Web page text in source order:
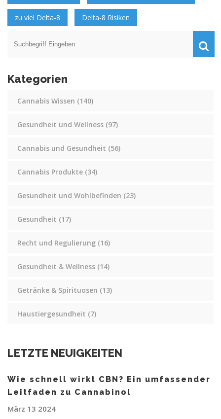
zu viel Delta-8 Delta-8 Risiken
Kategorien
Cannabis Wissen (140)
Gesundheit und Wellness (97)
Cannabis und Gesundheit (56)
Cannabis Produkte (34)
Gesundheit und Wohlbefinden (23)
Gesundheit (17)
Recht und Regulierung (16)
Gesundheit & Wellness (14)
Getränke & Spirituosen (13)
Haustiergesundheit (7)
LETZTE NEUIGKEITEN
Wie schnell wirkt CBN? Ein umfassender
Leitfaden zu Cannabinol
März 13 2024